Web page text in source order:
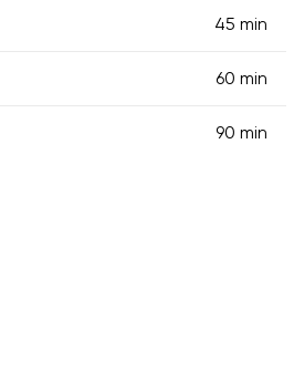
45 min
60 min
90 min